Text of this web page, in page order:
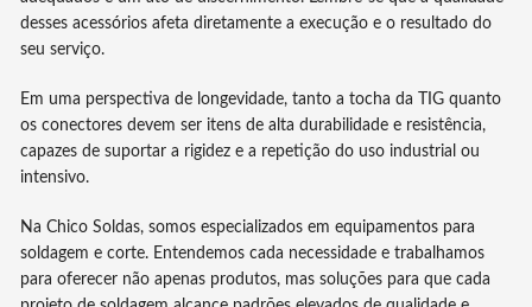
desses acessórios afeta diretamente a execução e o resultado do
seu serviço.
Em uma perspectiva de longevidade, tanto a tocha da TIG quanto
os conectores devem ser itens de alta durabilidade e resistência,
capazes de suportar a rigidez e a repetição do uso industrial ou
intensivo.
Na Chico Soldas, somos especializados em equipamentos para
soldagem e corte. Entendemos cada necessidade e trabalhamos
para oferecer não apenas produtos, mas soluções para que cada